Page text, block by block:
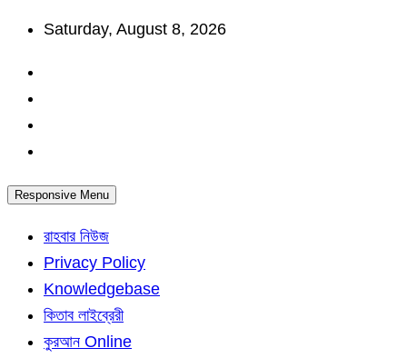
Skip
content
Saturday, August 8, 2026
Responsive Menu
রাহবার নিউজ
Privacy Policy
Knowledgebase
কিতাব লাইব্রেরী
কুরআন Online